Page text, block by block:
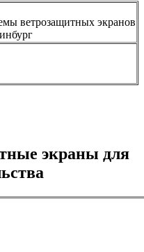
экраны для